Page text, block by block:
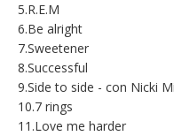
5.R.E.M
6.Be alright
7.Sweetener
8.Successful
9.Side to side - con Nicki
10.7 rings
11.Love me harder